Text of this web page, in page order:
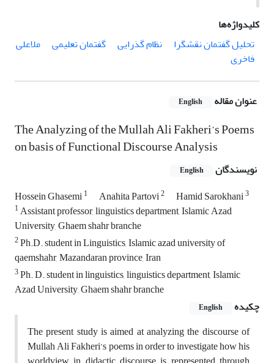
کلیدواژه‌ها
تحلیل گفتمان نقشگرا
نظام گذرایی گفتمان تعلیمی
ملاعلی
فاخری
عنوان مقاله English
The Analyzing of the Mullah Ali Fakheri’s Poems
on basis of Functional Discourse Analysis
نویسندگان English
Hossein Ghasemi1 Anahita Partovi2 Hamid Sarokhani3
1Assistant professor, linguistics department, Islamic Azad
University, Ghaem shahr branche
2Ph.D. student in Linguistics, Islamic azad university of
qaemshahr, Mazandaran province, Iran
3Ph. D. student in linguistics, linguistics department, Islamic
Azad University, Ghaem shahr branche
چکیده
English
The present study is aimed at analyzing the discourse of
Mullah Ali Fakheri’s poems in order to investigate how his